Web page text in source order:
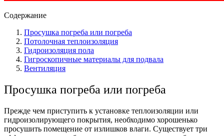
Содержание
Просушка погреба или погреба
Потолочная теплоизоляция
Гидроизоляция пола
Гигроскопичные материалы для подвала
Вентиляция
Просушка погреба или погреба
Прежде чем приступить к установке теплоизоляции или
гидроизолирующего покрытия, необходимо хорошенько
просушить помещение от излишков влаги. Существует три